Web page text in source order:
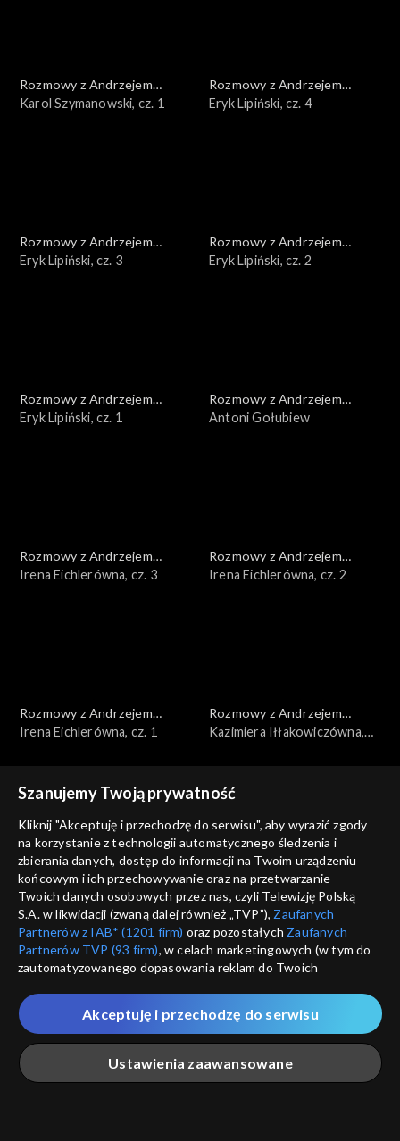
Rozmowy z Andrzejem
Doboszem
Karol Szymanowski, cz. 1
Rozmowy z Andrzejem
Doboszem
Eryk Lipiński, cz. 4
Rozmowy z Andrzejem
Doboszem
Eryk Lipiński, cz. 3
Rozmowy z Andrzejem
Doboszem
Eryk Lipiński, cz. 2
Rozmowy z Andrzejem
Doboszem
Eryk Lipiński, cz. 1
Rozmowy z Andrzejem
Doboszem
Antoni Gołubiew
Rozmowy z Andrzejem
Doboszem
Irena Eichlerówna, cz. 3
Rozmowy z Andrzejem
Doboszem
Irena Eichlerówna, cz. 2
Rozmowy z Andrzejem
Doboszem
Irena Eichlerówna, cz. 1
Rozmowy z Andrzejem
Doboszem
Kazimiera Iłłakowiczówna,
Rozmowy z Andrzejem
Doboszem
Kazimiera Iłłakowiczówna,
cz. 1
Rozmowy z Andrzejem
Doboszem
Wilam Horzyca
Rozmowy z Andrzejem
Doboszem
Józef Beck
Rozmowy z Andrzejem
Doboszem
Kazimierz Junosza-
Stępowski, cz. 2
Szanujemy Twoją prywatność
Kliknij "Akceptuję i przechodzę do serwisu", aby wyrazić zgody
na korzystanie z technologii automatycznego śledzenia i
zbierania danych, dostęp do informacji na Twoim urządzeniu
końcowym i ich przechowywanie oraz na przetwarzanie
Twoich danych osobowych przez nas, czyli Telewizję Polską
S.A. w likwidacji (zwaną dalej również „TVP”), Zaufanych
Partnerów z IAB* (1201 firm) oraz pozostałych Zaufanych
Partnerów TVP (93 firm), w celach marketingowych (w tym do
zautomatyzowanego dopasowania reklam do Twoich
które wskazujemy poniżej, a także zgody na udostępnianie
przez nas identyfikatora PPID do Google.
Twoje dane osobowe zbierane podczas odwiedzania przez
Ciebie naszych
poszczególnych serwisówzwanych dalej
„Portalem”, w tym informacje zapisywane za pomocą
Ustawienia zaawansowane
Akceptuję i przechodzę do serwisu